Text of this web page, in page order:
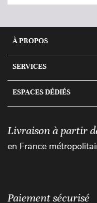
À PROPOS
SERVICES
ESPACES DÉDIÉS
Livraison à partir
en France
Paiement sécurisé